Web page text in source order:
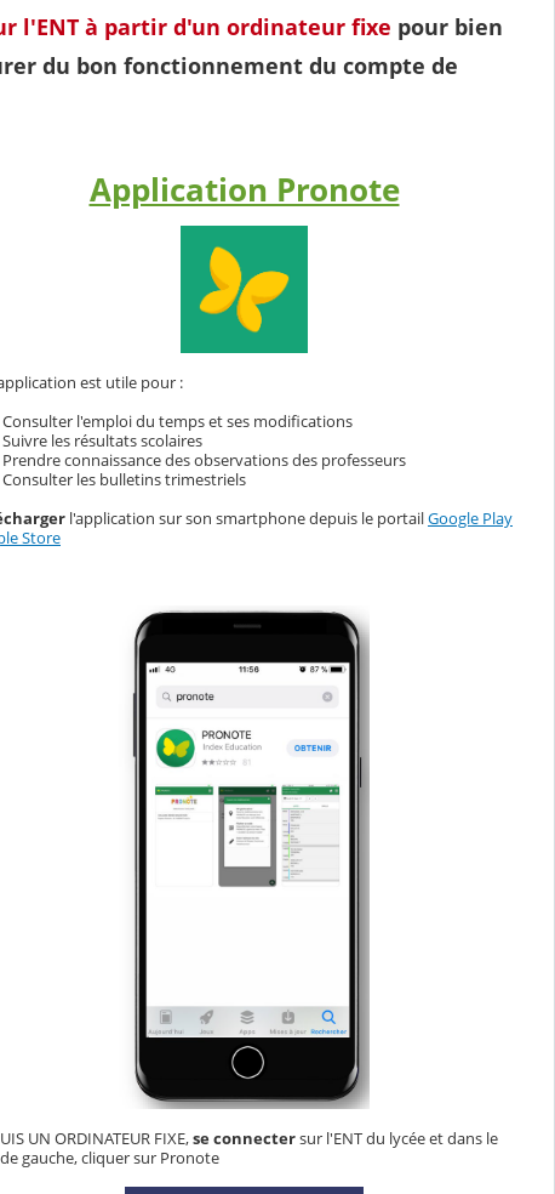
l'ENT à partir d'un ordinateur fixe pour bien
du bon fonctionnement du compte de
Application Pronote
est utile pour :
Consulter l'emploi du temps et ses modifications
Suivre les résultats scolaires
Prendre connaissance des observations des professeurs
Consulter les bulletins trimestriels
l'application sur son smartphone depuis le portailGoogle Play
Store
UN ORDINATEUR FIXE,se connectersur l'ENT du lycée et dans le
gauche, cliquer sur Pronote